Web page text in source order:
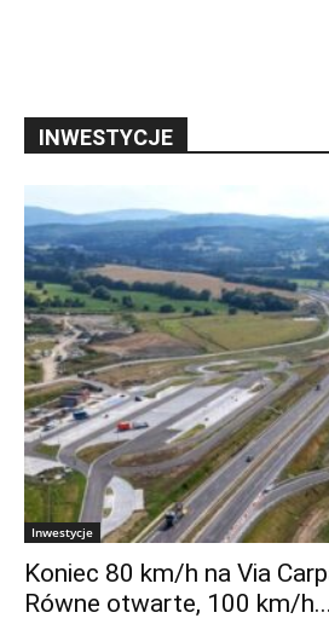
INWESTYCJE
Inwestycje
Koniec 80 km/h na Via
Równe otwarte, 100 km/h...